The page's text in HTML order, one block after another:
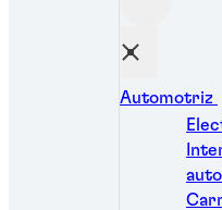
Automotriz